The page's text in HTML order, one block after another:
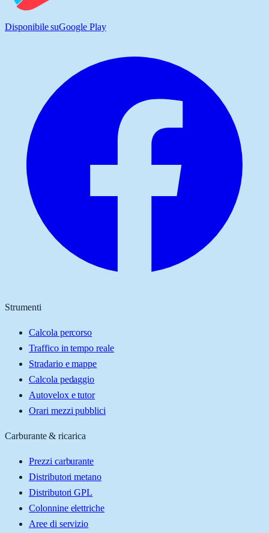
Disponibile suGoogle Play
Strumenti
Calcola percorso
Traffico in tempo reale
Stradario e mappe
Calcola pedaggio
Autovelox e tutor
Orari mezzi pubblici
Carburante & ricarica
Prezzi carburante
Distributori metano
Distributori GPL
Colonnine elettriche
Aree di servizio